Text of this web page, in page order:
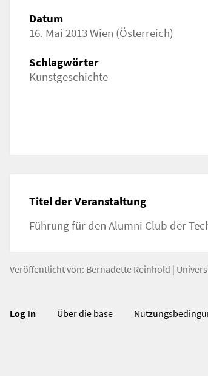
Datum
16. Mai 2013 Wien (Österreich)
Schlagwörter
Kunstgeschichte
Titel der Veranstaltung
Führung für den Alumni Club der
Veröffentlicht von: Bernadette Reinhold |
Log In Über die base